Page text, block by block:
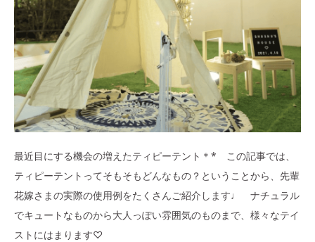
最近目にする機会の増えたティピーテント＊* この記事では、
ティピーテントってそもそもどんなもの？ということから、先輩
花嫁さまの実際の使用例をたくさんご紹介します♩ ナチュラル
でキュートなものから大人っぽい雰囲気のものまで、様々なテイ
ストにはまります♡